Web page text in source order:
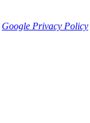
Google Privacy Policy